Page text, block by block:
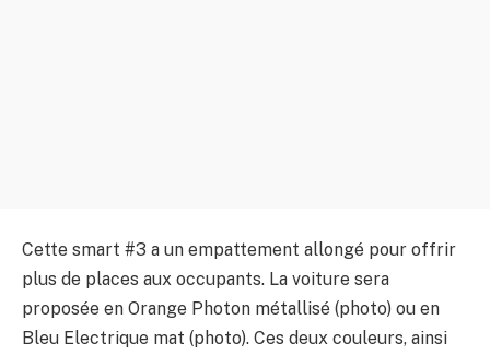
Cette smart #3 a un empattement allongé pour offrir
plus de places aux occupants. La voiture sera
proposée en Orange Photon métallisé (photo) ou en
Bleu Electrique mat (photo). Ces deux couleurs, ainsi